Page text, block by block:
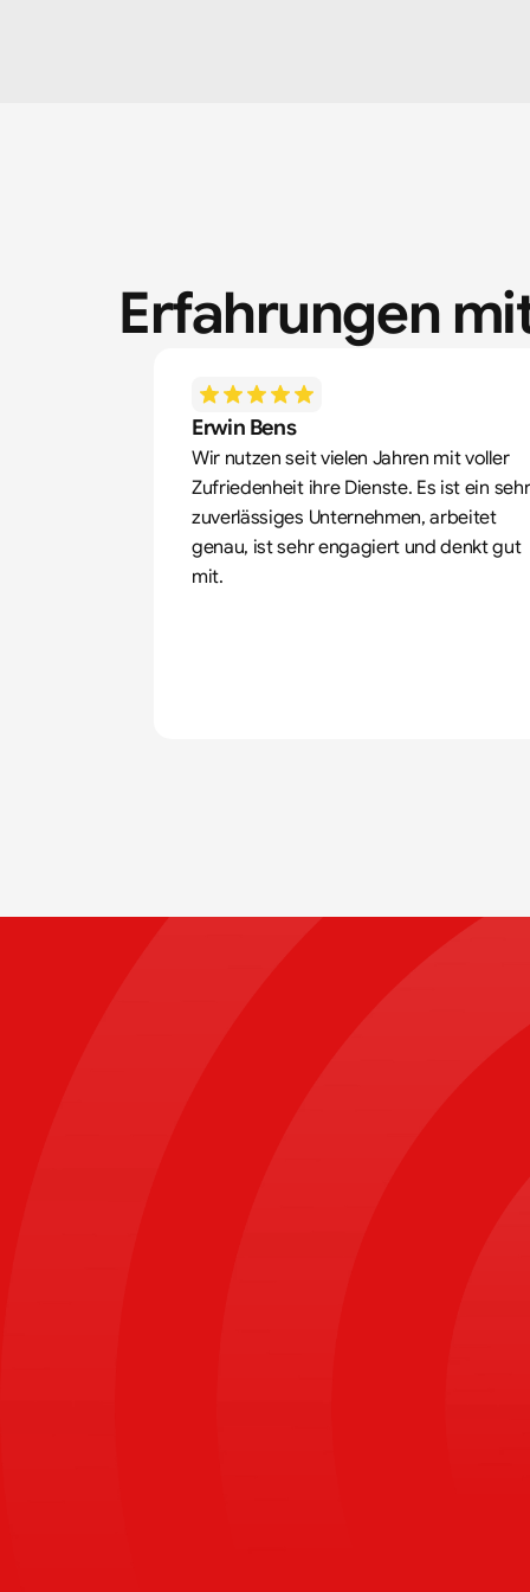
Erfahrungen
Erwin Bens
Wir nutzen seit vielen Jahren mit voller
Zufriedenheit ihre Dienste. Es ist ein sehr
zuverlässiges Unternehmen, arbeitet
genau, ist sehr engagiert und denkt gut
mit.